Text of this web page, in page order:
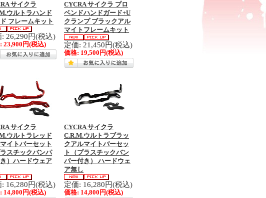
サイクラ
ウルトラハンド
フレームキット
: 26,290円(税込)
:23,900円(税込)
CYCRA サイクラ プロ
ベンドハンドガード+U
クランプ ブラックアル
マイトフレームキット
定価: 21,450円(税込)
価格: 19,500円(税込)
サイクラ
ウルトラレッド
イトバーセット
ラスチックバンパ
）ハードウェア
: 16,280円(税込)
14,800円(税込)
CYCRA サイクラ
C.R.M.ウルトラブラッ
クアルマイトバーセッ
ト（プラスチックバン
パー付き） ハードウェ
ア無し
定価: 16,280円(税込)
価格: 14,800円(税込)